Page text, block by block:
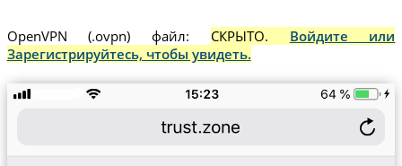
OpenVPN (.ovpn) файл: СКРЫТО. Войдите или
Зарегистрируйтесь, чтобы увидеть.